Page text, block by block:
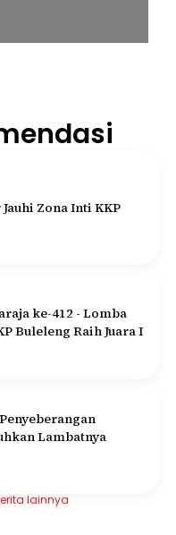
Zona Inti KKP
ke-412 - Lomba
Buleleng Raih Juara I
Lambatnya
lainnya